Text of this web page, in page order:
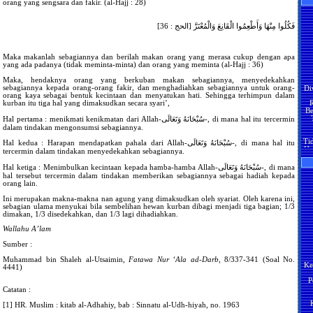
orang yang sengsara dan fakir. (al-Hajj : 28)
فَكُلُوا مِنْهَا وَأَطْعِمُوا الْقَانِعَ وَالْمُعْتَرَّ [الحج : 36]
Maka makanlah sebagiannya dan berilah makan orang yang merasa cukup dengan apa
yang ada padanya (tidak meminta-minta) dan orang yang meminta (al-Hajj : 36)
Maka, hendaknya orang yang berkuban makan sebagiannya, menyedekahkan
sebagiannya kepada orang-orang fakir, dan menghadiahkan sebagiannya untuk orang-
orang kaya sebagai bentuk kecintaan dan menyatukan hati. Sehingga terhimpun dalam
kurban itu tiga hal yang dimaksudkan secara syari’,
Hal pertama : menikmati kenikmatan dari Allah-سُبْحَانَهُ وَتَعَالَى-, di mana hal itu tercermin
dalam tindakan mengonsumsi sebagiannya.
Hal kedua : Harapan mendapatkan pahala dari Allah-سُبْحَانَهُ وَتَعَالَى-, di mana hal itu
tercermin dalam tindakan menyedekahkan sebagiannya.
Hal ketiga : Menimbulkan kecintaan kepada hamba-hamba Allah-سُبْحَانَهُ وَتَعَالَى-, di mana
hal tersebut tercermin dalam tindakan memberikan sebagiannya sebagai hadiah kepada
orang lain.
Ini merupakan makna-makna nan agung yang dimaksudkan oleh syariat. Oleh karena ini,
sebagian ulama menyukai bila sembelihan hewan kurban dibagi menjadi tiga bagian; 1/3
dimakan, 1/3 disedekahkan, dan 1/3 lagi dihadiahkan.
Wallahu A’lam
Sumber :
Muhammad bin Shaleh al-Utsaimin, Fatawa Nur ‘Ala ad-Darb, 8/337-341 (Soal No.
4441)
Catatan :
[1] HR. Muslim : kitab al-Adhahiy, bab : Sinnatu al-Udh-hiyah, no. 1963